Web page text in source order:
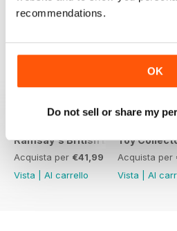
recommendations.
OK
Do not sell or share my
Ramsay's British Diecast
Acquista per €41,99
Vista
Al carrello
Toy
Acquista per
Vista
Al